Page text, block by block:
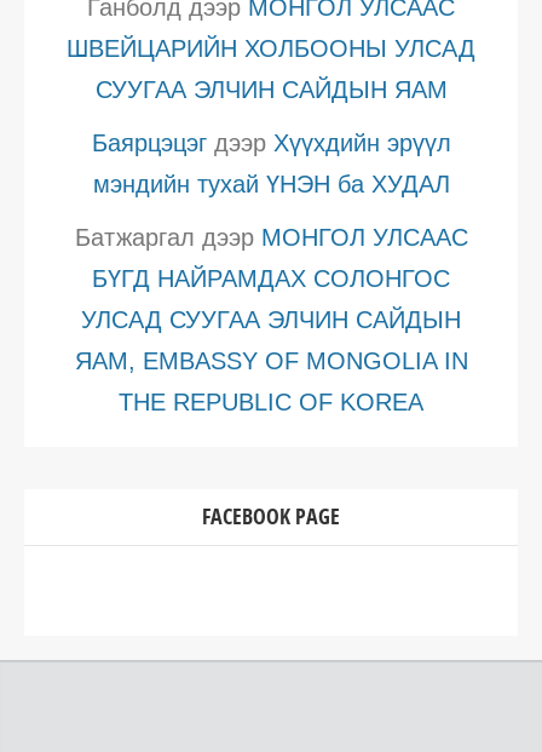
Ганболд дээр МОНГОЛ УЛСААС
ШВЕЙЦАРИЙН ХОЛБООНЫ УЛСАД
СУУГАА ЭЛЧИН САЙДЫН ЯАМ
Баярцэцэгдээр Хүүхдийн эрүүл
мэндийн тухай ҮНЭН ба ХУДАЛ
Батжаргал дээр МОНГОЛ УЛСААС
БҮГД НАЙРАМДАХ СОЛОНГОС
УЛСАД СУУГАА ЭЛЧИН САЙДЫН
ЯАМ, EMBASSY OF MONGOLIA IN
THE REPUBLIC OF KOREA
FACEBOOK PAGE